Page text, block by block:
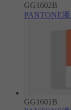
GG1602B
PANTONE
GG1601B